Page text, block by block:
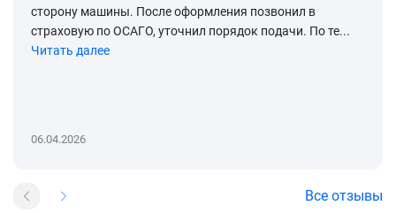
сторону машины. После оформления позвонил в
страховую по ОСАГО, уточнил порядок подачи. По те...
Читать далее
06.04.2026
Все отзывы